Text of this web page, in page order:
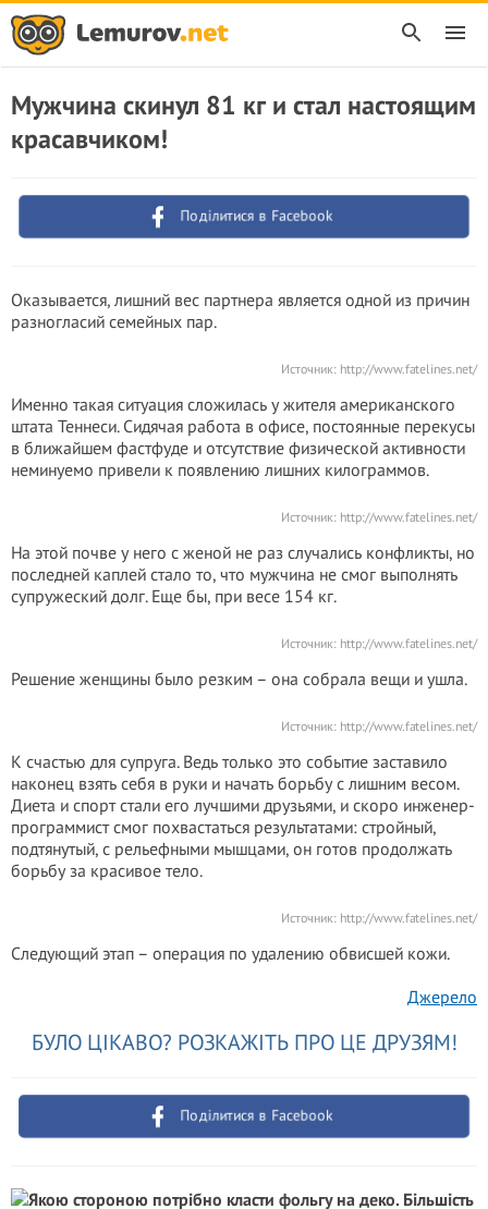
Мужчина скинул 81 кг и стал настоящим
красавчиком!
Поділитися в Facebook
Оказывается, лишний вес партнера является одной из причин
разногласий семейных пар.
Источник: http://www.fatelines.net/
Именно такая ситуация сложилась у жителя американского
штата Теннеси. Сидячая работа в офисе, постоянные перекусы
в ближайшем фастфуде и отсутствие физической активности
неминуемо привели к появлению лишних килограммов.
Источник: http://www.fatelines.net/
На этой почве у него с женой не раз случались конфликты, но
последней каплей стало то, что мужчина не смог выполнять
супружеский долг. Еще бы, при весе 154 кг.
Источник: http://www.fatelines.net/
Решение женщины было резким – она собрала вещи и ушла.
Источник: http://www.fatelines.net/
К счастью для супруга. Ведь только это событие заставило
наконец взять себя в руки и начать борьбу с лишним весом.
Диета и спорт стали его лучшими друзьями, и скоро инженер-
программист смог похвастаться результатами: стройный,
подтянутый, с рельефными мышцами, он готов продолжать
борьбу за красивое тело.
Источник: http://www.fatelines.net/
Следующий этап – операция по удалению обвисшей кожи.
Джерело
БУЛО ЦІКАВО? РОЗКАЖІТЬ ПРО ЦЕ ДРУЗЯМ!
Поділитися в Facebook